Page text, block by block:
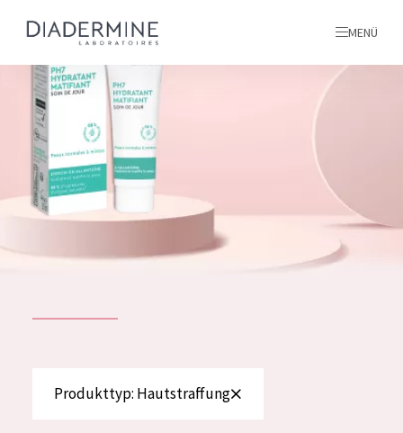
PRODUKTTYP
ALLE PRODUKTE
Alle produkte
MENÜ
Startseite
inhaltsstoffe
French
Produkttyp: Hautstraffung